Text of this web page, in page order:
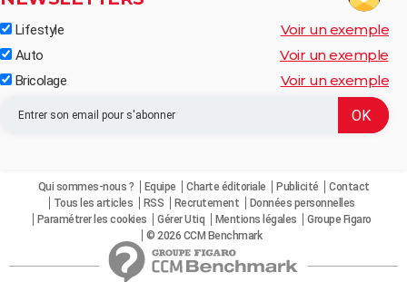
Lifestyle Voir un exemple
Auto Voir un exemple
Bricolage Voir un exemple
Qui sommes-nous ? Equipe Charte éditoriale Publicité
Contact
Tous les articles
RSS Recrutement
Données personnelles
Paramétrer les cookies
Gérer Utiq Mentions légales
Groupe Figaro
© 2026 CCM Benchmark